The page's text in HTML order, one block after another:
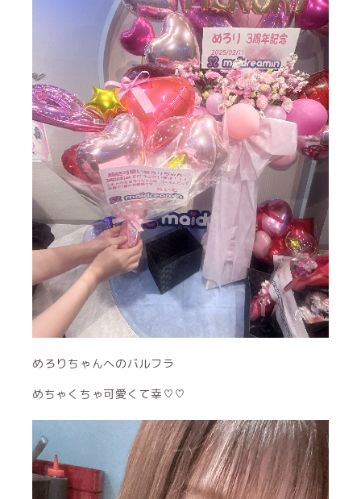
めろりちゃんへのバルフラ
めちゃくちゃ可愛くて幸♡♡